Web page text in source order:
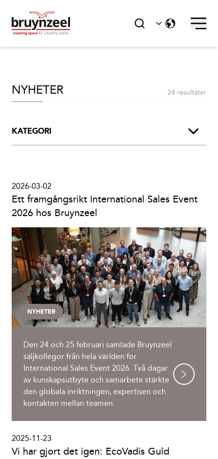
NYHETER 24 resultater
KATEGORI
Nyheter
Tryck På
Pressmeddelande
Press Release
Ett framgångsrikt International Sales Event
2026 hos Bruynzeel
2026-03-02
NYHETER
Den 24 och 25 februari samlade Bruynzeel
säljkollegor från hela världen för
International Sales Event 2026. Två dagar
av kunskapsutbyte och samarbete stärkte
den globala inriktningen, expertisen och
kontakten mellan teamen.
Vi har gjort det igen: EcoVadis Guld
2025-11-23